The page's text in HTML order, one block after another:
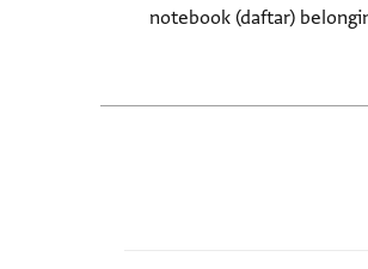
notebook (daftar)